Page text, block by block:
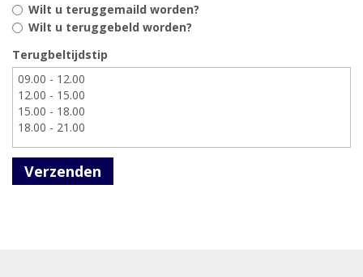
Wilt u teruggemaild worden?
Wilt u teruggebeld worden?
Terugbeltijdstip
Verzenden